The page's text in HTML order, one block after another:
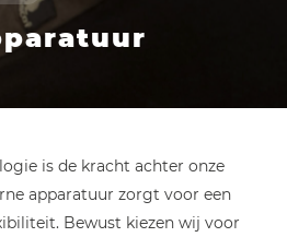
is de kracht achter onze
apparatuur zorgt voor een
Bewust kiezen wij voor